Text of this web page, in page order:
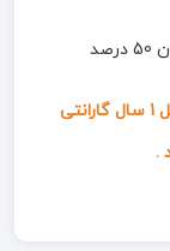
موتوربرق بنزینی GR2300iS لانسین 2.3kw شامل 1 سال گارانتی